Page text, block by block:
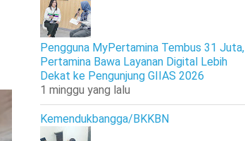
Pengguna MyPertamina Tembus 31 Juta,
Pertamina Bawa Layanan Digital Lebih
Dekat ke Pengunjung GIIAS 2026
1 minggu yang lalu
Kemendukbangga/BKKBN